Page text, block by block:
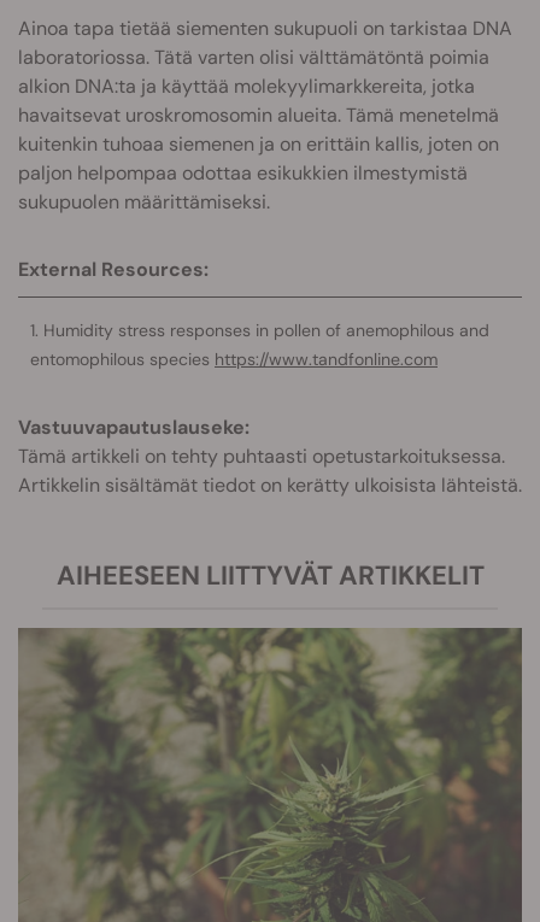
Ainoa tapa tietää siementen sukupuoli on tarkistaa DNA
laboratoriossa. Tätä varten olisi välttämätöntä poimia
alkion DNA:ta ja käyttää molekyylimarkkereita, jotka
havaitsevat uroskromosomin alueita. Tämä menetelmä
kuitenkin tuhoaa siemenen ja on erittäin kallis, joten on
paljon helpompaa odottaa esikukkien ilmestymistä
sukupuolen määrittämiseksi.
External Resources:
Humidity stress responses in pollen of anemophilous and
entomophilous species https://www.tandfonline.com
Vastuuvapautuslauseke:
Tämä artikkeli on tehty puhtaasti opetustarkoituksessa.
Artikkelin sisältämät tiedot on kerätty ulkoisista lähteistä.
AIHEESEEN LIITTYVÄT ARTIKKELIT